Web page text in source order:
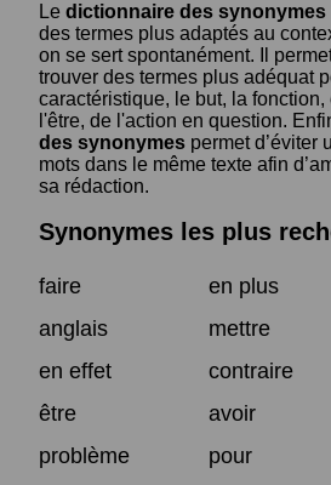
Le dictionnaire des synonymes
des termes plus adaptés au
on se sert spontanément. Il
trouver des termes plus adéquat
caractéristique, le but, la
l'être, de l'action en question.
des synonymes permet d’éviter
mots dans le même texte afin
sa rédaction.
Synonymes les plus
faire
en plus
anglais
mettre
en effet
contraire
être
avoir
problème
pour